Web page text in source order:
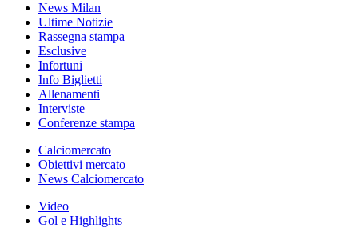
News Milan
Ultime Notizie
Rassegna stampa
Esclusive
Infortuni
Info Biglietti
Allenamenti
Interviste
Conferenze stampa
Calciomercato
Obiettivi mercato
News Calciomercato
Video
Gol e Highlights